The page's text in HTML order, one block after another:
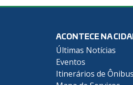
ACONTECE NA
Últimas Notícias
Eventos
Itinerários de Ônibus